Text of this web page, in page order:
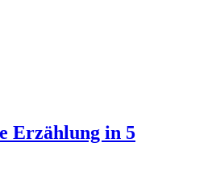
Erzählung in 5